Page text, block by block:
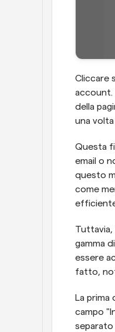
Cliccare
account.
della
una
Questa
email o
questo
come
Tuttavia,
gamma
essere
fatto,
La
campo
separato